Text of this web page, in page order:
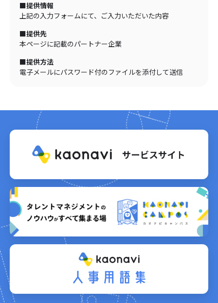
■提供情報
上記の入力フォームにて、ご入力いただいた内容
■提供先
本ページに記載のパートナー企業
■提供方法
電子メールにパスワード付のファイルを添付して送信